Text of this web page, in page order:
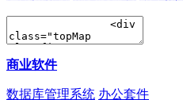
商业软件
数据库管理系统 办公套件